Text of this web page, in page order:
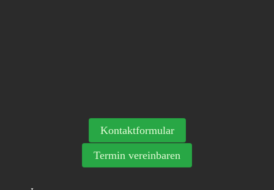
Kontaktformular
Termin vereinbaren